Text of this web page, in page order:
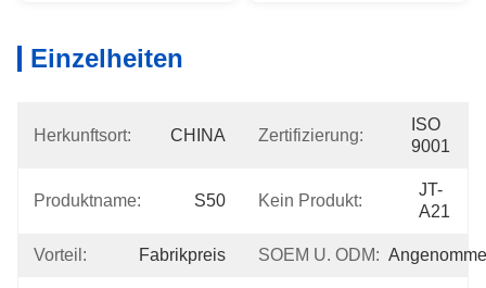
Einzelheiten
Herkunftsort: CHINA Zertifizierung:
ISO
9001
Produktname: S50 Kein Produkt:
JT-
A21
Vorteil: Fabrikpreis SOEM U. ODM: